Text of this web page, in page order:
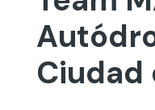
Ciudad